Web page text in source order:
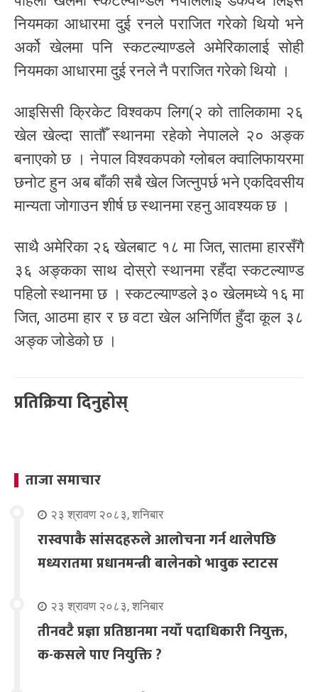
नियमका आधारमा दुई रनले पराजित गरेको थियो भने
अर्को खेलमा पनि स्कटल्याण्डले अमेरिकालाई सोही
नियमका आधारमा दुई रनले नै पराजित गरेको थियो ।
आइसिसी क्रिकेट विश्वकप लिग(२ को तालिकामा २६
खेल खेल्दा सातौँ स्थानमा रहेको नेपालले २० अङ्क
बनाएको छ । नेपाल विश्वकपको ग्लोबल क्वालिफायरमा
छनोट हुन अब बाँकी सबै खेल जित्नुपर्छ भने एकदिवसीय
मान्यता जोगाउन शीर्ष छ स्थानमा रहनु आवश्यक छ ।
साथै अमेरिका २६ खेलबाट १८ मा जित, सातमा हारसँगै
३६ अङ्कका साथ दोस्रो स्थानमा रहँदा स्कटल्याण्ड
पहिलो स्थानमा छ । स्कटल्याण्डले ३० खेलमध्ये १६ मा
जित, आठमा हार र छ वटा खेल अनिर्णित हुँदा कूल ३८
अङ्क जोडेको छ ।
प्रतिक्रिया दिनुहोस्
ताजा समाचार
२३ श्रावण २०८३, शनिबार
रास्वपाकै सांसदहरुले आलोचना गर्न थालेपछि
मध्यरातमा प्रधानमन्त्री बालेनको भावुक स्टाटस
२३ श्रावण २०८३, शनिबार
तीनवटै प्रज्ञा प्रतिष्ठानमा नयाँ पदाधिकारी नियुक्त,
क-कसले पाए नियुक्ति ?